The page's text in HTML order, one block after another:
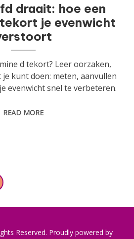
draait: hoe een
je evenwicht
d tekort? Leer oorzaken,
kunt doen: meten, aanvullen
evenwicht snel te verbeteren.
READ MORE
Reserved. Proudly powered by